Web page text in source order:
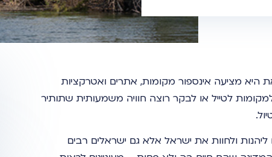
היא מציעה אינספור מקומות, אתרים ואטרקציות
לטייל או לבקר רוצה חוויה משמעותית שתותיר
ולחוות את ישראל אלא גם ישראלים רבים